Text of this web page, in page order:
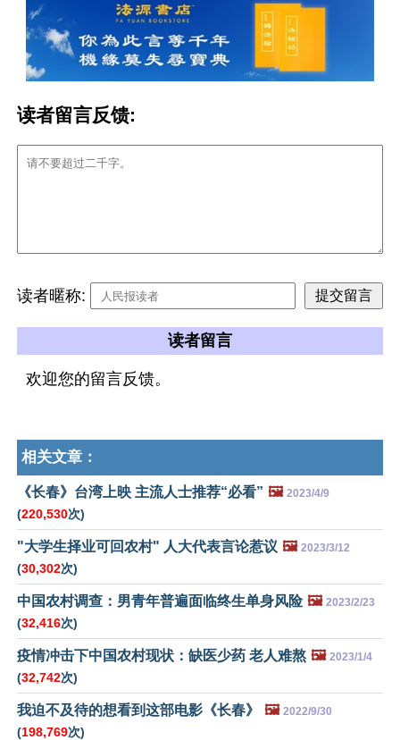
读者留言反馈:
读者暱称:
读者留言
欢迎您的留言反馈。
相关文章：
《长春》台湾上映 主流人士推荐“必看” 🖼️ 2023/4/9
(220,530次)
"大学生择业可回农村" 人大代表言论惹议 🖼️ 2023/3/12
(30,302次)
中国农村调查：男青年普遍面临终生单身风险 🖼️ 2023/2/23
(32,416次)
疫情冲击下中国农村现状：缺医少药 老人难熬 🖼️ 2023/1/4
(32,742次)
我迫不及待的想看到这部电影《长春》 🖼️ 2022/9/30
(198,769次)